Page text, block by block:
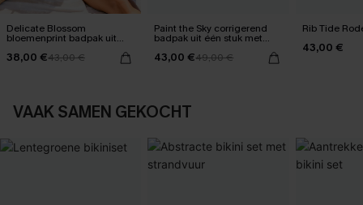
Delicate Blossom
bloemenprint badpak uit
38,00 €43,00 €
Paint the Sky corrigerend
badpak uit één stuk met
buikcontrole
43,00 €49,00 €
Rib Tide
43,00 €
VAAK SAMEN GEKOCHT